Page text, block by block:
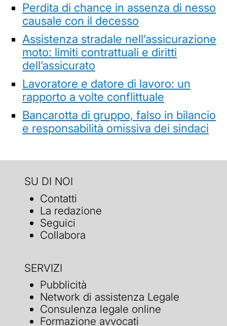
Perdita di chance in assenza di nesso
causale con il decesso
Assistenza stradale nell’assicurazione
moto: limiti contrattuali e diritti
dell’assicurato
Lavoratore e datore di lavoro: un
rapporto a volte conflittuale
Bancarotta di gruppo, falso in bilancio
e responsabilità omissiva dei sindaci
SU DI NOI
Contatti
La redazione
Seguici
Collabora
SERVIZI
Pubblicità
Network di assistenza Legale
Consulenza legale online
Formazione avvocati